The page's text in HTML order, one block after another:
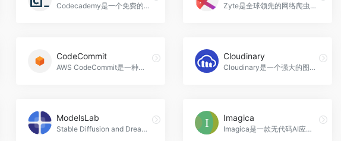
Codecademy是一个免费的在线学习平台，提供交互式的编程课程和项目，帮助用户学习编程和技术技能，CodeAcademy官网入口网址 Zyte是全球领先的网络爬虫服务提供商，为企业提供高质量、可靠的网络数据抓取服务，包括产品和定价数据、招聘信息数据、文章和新闻数据、搜索引擎数据、房地产数据和商业地点数据等应用场景，ScrapingHub官网入口网址
CodeCommit
AWS CodeCommit是一种托管的源代码存储库，使团队能够更轻松地在代码上进行安全协作，贡献的代码在传输和静态状态下都进行了加密，CodeCommit官网入口网址
Cloudinary
Cloudinary是一个强大的图像和视频管理平台，通过自动化处理和优化，提供高性能的媒体交付和用户体验，Cloudinary官网入口网址
ModelsLab
Stable Diffusion and Dreambooth API是一个强大的AI平台，提供稳定的扩散和Dreambooth模型的API接口，用户可以通过API接口生成高质量的图像、创建聊天机器人、克隆声音、将文本生成为图像、进行无限制聊天和创建室内设计，ModelsLab官网入口网址
Imagica
Imagica是一款无代码AI应用构建工具，通过描述即可构建功能强大的应用程序，满足不同行业的需求，Imagica官网入口网址